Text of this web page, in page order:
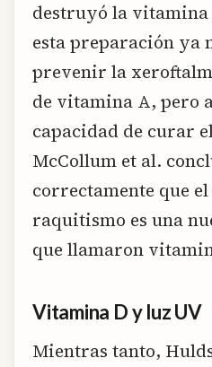
destruyó la
esta preparación ya
prevenir la
de vitamina A, pero
capacidad de curar
McCollum et al.
correctamente que
raquitismo es una
que llamaron
Vitamina D y luz UV
Mientras tanto,